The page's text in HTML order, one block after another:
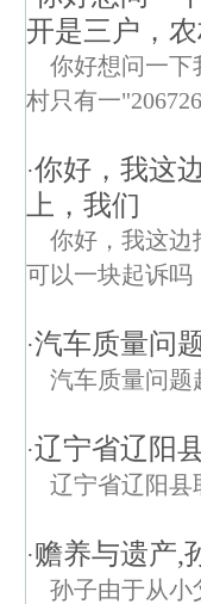
开是三户，
你好想问一下
村只有一
·你好，我这
上，我们
你好，我这边
可以一块起诉吗
·汽车质量问
汽车质量问题
·辽宁省辽阳
辽宁省辽阳县
·赡养与遗产,
孙子由于从小